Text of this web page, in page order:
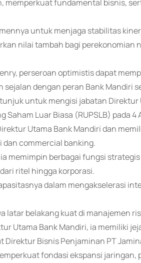
memperkuat fundamental bisnis,
untuk menjaga stabilitas
nilai tambah bagi perekonomian
perseroan optimistis dapat
sejalan dengan peran Bank Mandiri
untuk mengisi jabatan Direktur
Saham Luar Biasa (RUPSLB) pada 4
Utama Bank Mandiri dan
dan commercial banking.
memimpin berbagai fungsi
ritel hingga korporasi.
dalam mengakselerasi
latar belakang kuat di manajemen
Utama Bank Mandiri, ia memiliki
Bisnis Penjaminan PT
fondasi ekspansi